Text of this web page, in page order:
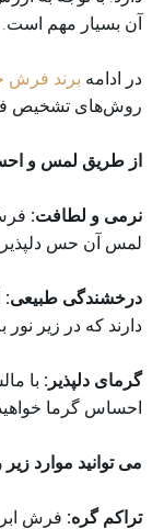
آن بسیار مهم است.
در ادامه برند فرش
روش‌های تشخیص
از طریق لمس و
نرمی و لطافت:
لمس آن حس
درخشندگی طبیعی:
دارند که در زیر
گرمای دلپذیر: با
احساس گرما
می توانید موارد
تراکم گره: فرش